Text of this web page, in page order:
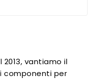
vantiamo il
componenti per